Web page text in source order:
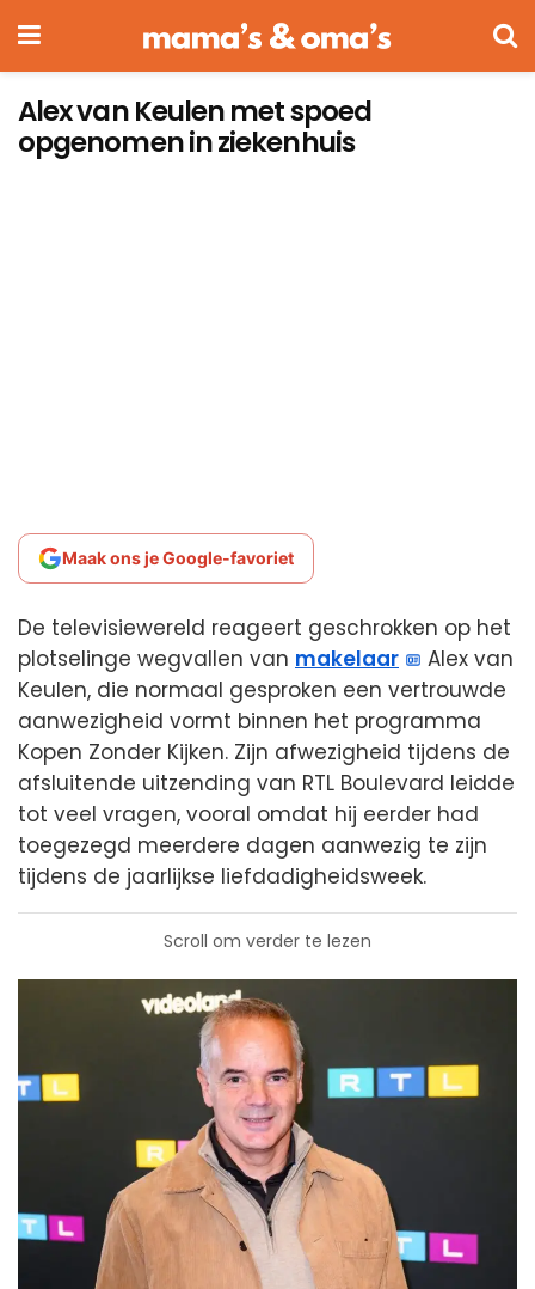
Alex van Keulen met spoed
opgenomen in ziekenhuis
Maak ons je Google-favoriet
De televisiewereld reageert geschrokken op het
plotselinge wegvallen van makelaar
Alex van
Keulen, die normaal gesproken een vertrouwde
aanwezigheid vormt binnen het programma
Kopen Zonder Kijken. Zijn afwezigheid tijdens de
afsluitende uitzending van RTL Boulevard leidde
tot veel vragen, vooral omdat hij eerder had
toegezegd meerdere dagen aanwezig te zijn
tijdens de jaarlijkse liefdadigheidsweek.
Scroll om verder te lezen